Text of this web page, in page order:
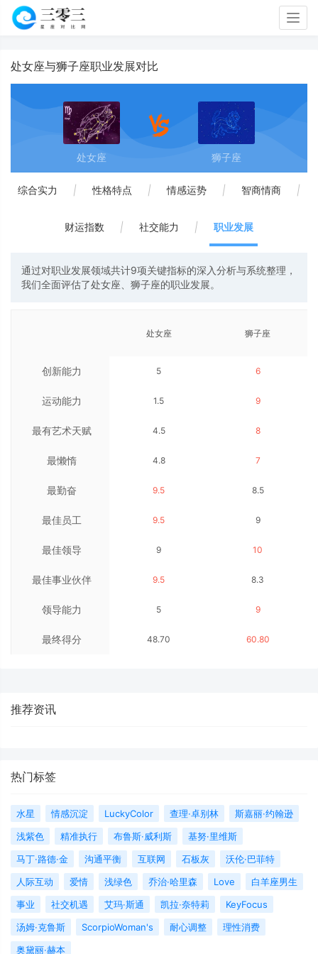
处女座与狮子座职业发展对比
处女座 狮子座
综合实力 | 性格特点 | 情感运势 | 智商情商 |
财运指数 | 社交能力 | 职业发展
通过对职业发展领域共计9项关键指标的深入分析与系统整理，
我们全面评估了处女座、狮子座的职业发展。
创新能力
运动能力
最有艺术天赋
最懒惰
最勤奋
最佳员工
最佳领导
最佳事业伙伴
领导能力
最终得分
处女座
5
1.5
4.5
4.8
9.5
9.5
9
9.5
5
48.70
狮子座
6
9
8
7
8.5
9
10
8.3
9
60.80
推荐资讯
热门标签
水星 情感沉淀 LuckyColor 查理·卓别林
斯嘉丽·约翰逊
浅紫色
精准执行 布鲁斯·威利斯
基努·里维斯
马丁·路德·金
沟通平衡 互联网 石板灰
沃伦·巴菲特
人际互动
爱情 浅绿色 乔治·哈里森 Love
白羊座男生
事业
社交机遇 艾玛·斯通 凯拉·奈特莉
KeyFocus
汤姆·克鲁斯
ScorpioWoman's 耐心调整
理性消费
奥黛丽·赫本